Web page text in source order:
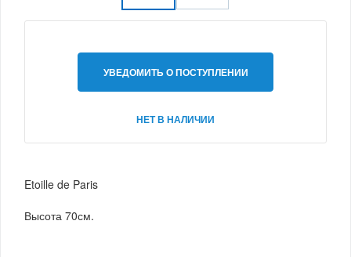
УВЕДОМИТЬ О ПОСТУПЛЕНИИ
НЕТ В НАЛИЧИИ
Etoille de Paris
Высота 70см.